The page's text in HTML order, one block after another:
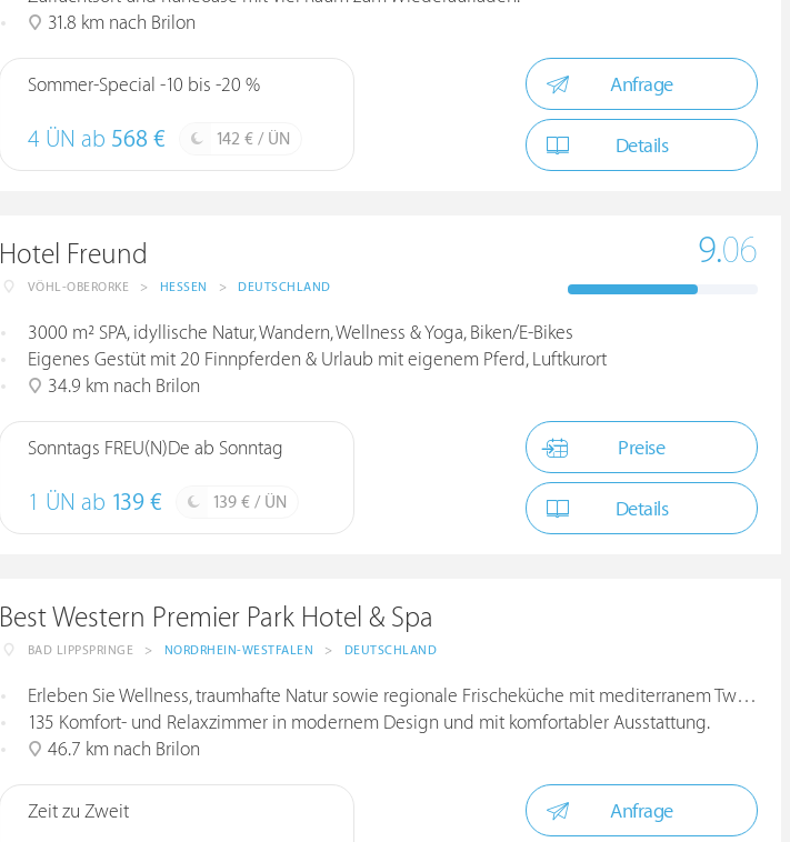
31.8 km nach Brilon
Sommer-Special -10 bis -20 %
4 ÜN ab 568 € 142 € / ÜN
Anfrage
Details
Hotel Freund
VÖHL-OBERORKE > HESSEN > DEUTSCHLAND
9.06
3000 m² SPA, idyllische Natur, Wandern, Wellness & Yoga, Biken/E-Bikes
Eigenes Gestüt mit 20 Finnpferden & Urlaub mit eigenem Pferd, Luftkurort
34.9 km nach Brilon
Sonntags FREU(N)De ab Sonntag
1 ÜN ab 139 € 139 € / ÜN
Preise
Details
Best Western Premier Park Hotel & Spa
BAD LIPPSPRINGE > NORDRHEIN-WESTFALEN > DEUTSCHLAND
Erleben Sie Wellness, traumhafte Natur sowie regionale Frischeküche mit mediterranem Twist!
135 Komfort- und Relaxzimmer in modernem Design und mit komfortabler Ausstattung.
46.7 km nach Brilon
Zeit zu Zweit Anfrage